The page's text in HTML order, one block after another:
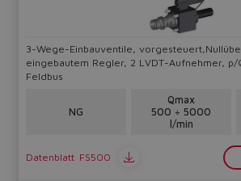
3-Wege-Einbauventile,
eingebautem Regler, 2 LVDT-Aufnehmer, p/
Feldbus
NG
Qmax
500 ÷ 5000
l/min
Datenblatt FS500